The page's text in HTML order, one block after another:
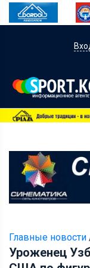
Главные новости
Уроженец